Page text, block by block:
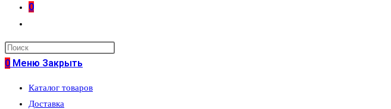
0
поиск
по
сайту
0 Меню Закрыть
Каталог товаров
Доставка